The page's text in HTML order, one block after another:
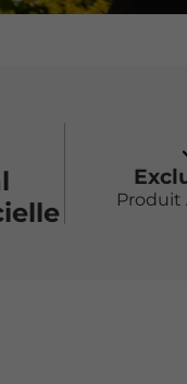
Produit